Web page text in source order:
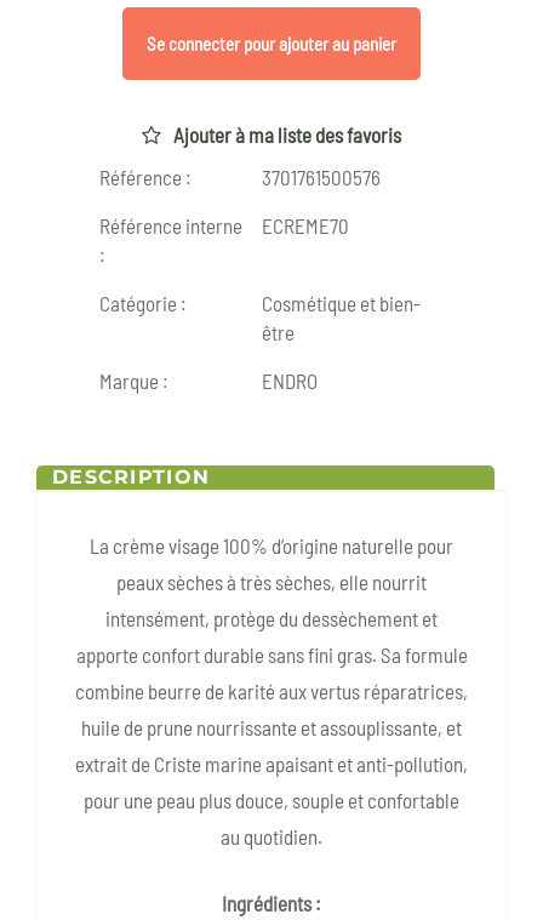
Se connecter pour ajouter au panier
Ajouter à ma liste des favoris
Référence :
3701761500576
Référence interne
:
ECREME70
Catégorie :
Cosmétique et bien-
être
Marque :
ENDRO
DESCRIPTION
La crème visage 100% d’origine naturelle pour
peaux sèches à très sèches, elle nourrit
intensément, protège du dessèchement et
apporte confort durable sans fini gras. Sa formule
combine beurre de karité aux vertus réparatrices,
huile de prune nourrissante et assouplissante, et
extrait de Criste marine apaisant et anti-pollution,
pour une peau plus douce, souple et confortable
au quotidien.
Ingrédients :